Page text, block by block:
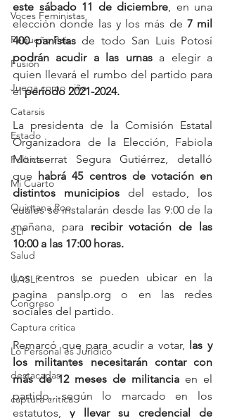
Voces Feministas
Pequeño País
Fusión
Juega como niña
Catarsis
Estado
Política
Mi Cuarto
Quintana Roo
SLP
Salud
UASLP
Congreso
Captura critica
Lo Personal es Jurídico
destacadas
captura critica
este sábado 11 de diciembre, en una
elección donde las y los más de 7 mil
400 panistas
podrán acudir a las urnas a elegir a
quien llevará el rumbo del partido para
el periodo 2021-2024.
La presidenta de la Comisión Estatal
Organizadora de la Elección, Fabiola
Montserrat Segura Gutiérrez, detalló
que habrá 45 centros de votación en
distintos municipios del estado, los
cuales se instalarán desde las 9:00 de la
mañana, para recibir votación de las
10:00 a las 17:00 horas.
Los centros se pueden ubicar en la
pagina panslp.org o en las redes
sociales del partido.
Remarcó que para acudir a votar,
las y
los militantes necesitarán contar con
más de 12 meses de militancia en el
partido, según lo marcado en los
estatutos, y llevar su credencial de